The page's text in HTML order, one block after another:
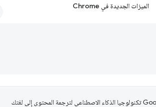
الميزات الجديدة في Chrome
تستخدم Google تكنولوجيا الذكاء الاصطناعي لترجمة المحتوى إلى لغتك